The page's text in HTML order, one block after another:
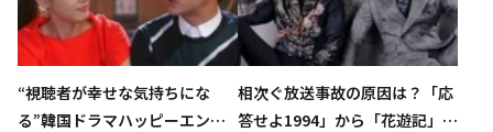
“視聴者が幸せな気持ちにな
る”韓国ドラマハッピーエンド
相次ぐ放送事故の原因は？「応
答せよ1994」から「花遊記」ま